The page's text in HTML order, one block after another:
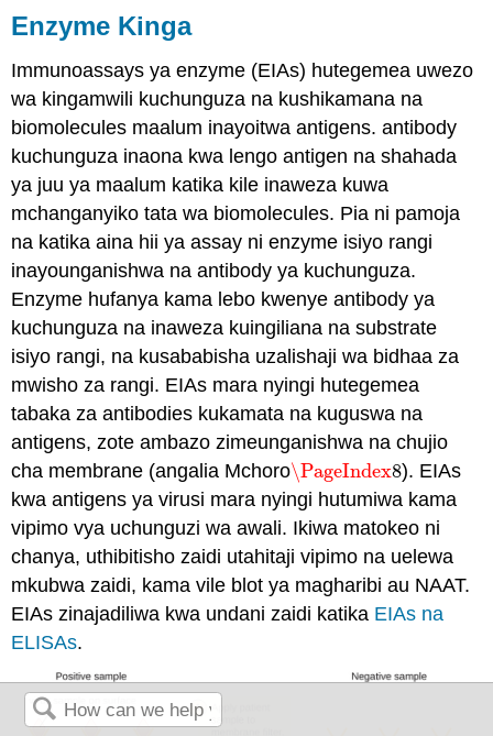
Enzyme Kinga
Immunoassays ya enzyme (EIAs) hutegemea uwezo
wa kingamwili kuchunguza na kushikamana na
biomolecules maalum inayoitwa antigens. antibody
kuchunguza inaona kwa lengo antigen na shahada
ya juu ya maalum katika kile inaweza kuwa
mchanganyiko tata wa biomolecules. Pia ni pamoja
na katika aina hii ya assay ni enzyme isiyo rangi
inayounganishwa na antibody ya kuchunguza.
Enzyme hufanya kama lebo kwenye antibody ya
kuchunguza na inaweza kuingiliana na substrate
isiyo rangi, na kusababisha uzalishaji wa bidhaa za
mwisho za rangi. EIAs mara nyingi hutegemea
tabaka za antibodies kukamata na kuguswa na
antigens, zote ambazo zimeunganishwa na chujio
cha membrane (angalia Mchoro\PageIndex8
\PageIndex8). EIAs
kwa antigens ya virusi mara nyingi hutumiwa kama
vipimo vya uchunguzi wa awali. Ikiwa matokeo ni
chanya, uthibitisho zaidi utahitaji vipimo na uelewa
mkubwa zaidi, kama vile blot ya magharibi au NAAT.
EIAs zinajadiliwa kwa undani zaidi katika EIAs na
ELISAs.